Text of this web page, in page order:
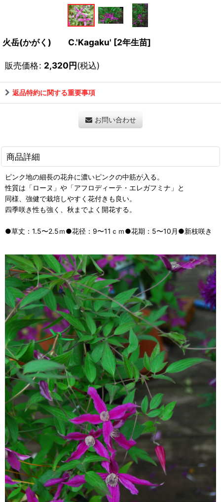
火岳(かがく) C.'Kagaku' [2年生苗]
販売価格: 2,320円(税込)
返品特約に関する重要事項
お問い合わせ
商品詳細
ピンク地の細長の花弁に濃いピンクの中筋が入る。
性質は「ローヌ」や「アフロディーテ・エレガフミナ」と
同様、強健で栽培しやすく花付きも良い。
四季咲き性も強く、秋までよく開花する。
●草丈：1.5〜2.5ｍ●花径：9〜11ｃｍ●花期：5〜10月●新枝咲き